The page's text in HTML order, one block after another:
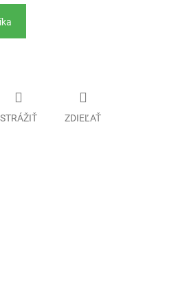
STRÁŽIŤ ZDIEĽAŤ